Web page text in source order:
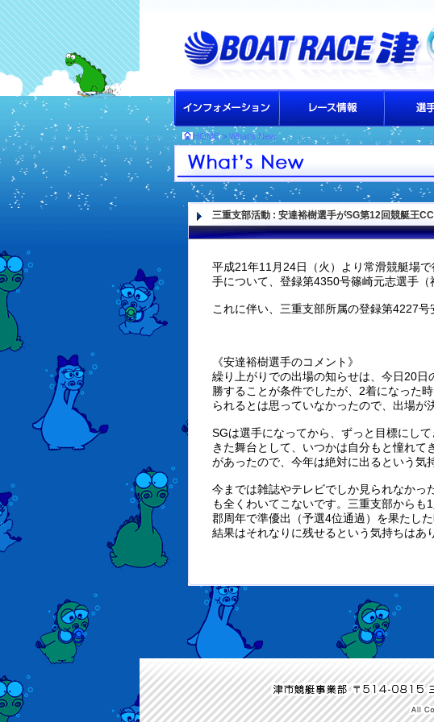
HOME> What's New
三重支部活動: 安達裕樹選手がSG第12回競艇王CC
平成21年11月24日（火）より常滑競艇場
手について、登録第4350号篠崎元志選手（
これに伴い、三重支部所属の登録第4227号
《安達裕樹選手のコメント》
繰り上がりでの出場の知らせは、今日20
勝することが条件でしたが、2着になった
られるとは思っていなかったので、出場が
SGは選手になってから、ずっと目標にし
きた舞台として、いつかは自分もと憧れ
があったので、今年は絶対に出るという気
今までは雑誌やテレビでしか見られなかっ
も全くわいてこないです。三重支部から
郡周年で準優出（予選4位通過）を果たし
結果はそれなりに残せるという気持ちはあ